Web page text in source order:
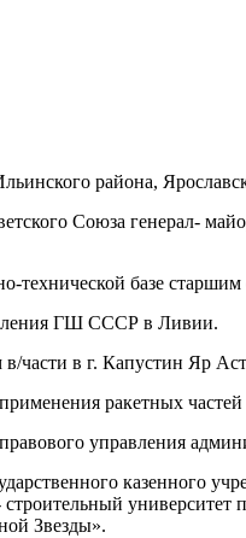
района,
Союза генерал-
базе старшим
ГШ СССР в Ливии.
в г. Капустин Яр
ракетных
управления
Звезды».